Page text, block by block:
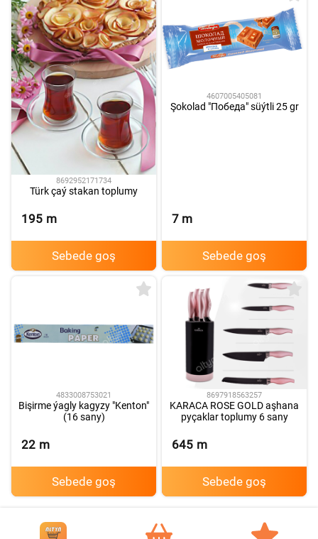
8692952171734
Türk çaý stakan toplumy
195 m
Sebede goş
4607005405081
Şokolad "Победа" süýtli 25 gr
7 m
Sebede goş
4833008753021
Bişirme ýagly kagyzy "Kenton"
(16 sany)
22 m
Sebede goş
8697918563257
KARACA ROSE GOLD aşhana
pyçaklar toplumy 6 sany
645 m
Sebede goş